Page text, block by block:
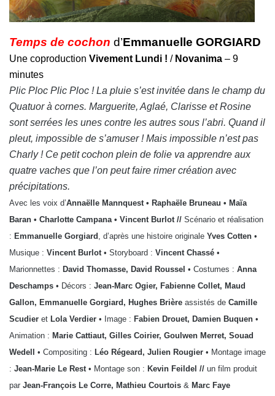
Temps de cochon d’Emmanuelle GORGIARD
Une coproduction Vivement Lundi ! / Novanima – 9
minutes
Plic Ploc Plic Ploc ! La pluie s’est invitée dans le champ du
Quatuor à cornes. Marguerite, Aglaé, Clarisse et Rosine
sont serrées les unes contre les autres sous l’abri. Quand il
pleut, impossible de s’amuser ! Mais impossible n’est pas
Charly ! Ce petit cochon plein de folie va apprendre aux
quatre vaches que l’on peut faire rimer création avec
précipitations.
Avec les voix d’Annaëlle Mannquest • Raphaële Bruneau • Maïa
Baran • Charlotte Campana • Vincent Burlot // Scénario et réalisation
: Emmanuelle Gorgiard , d’après une histoire originale Yves Cotten •
Musique : Vincent Burlot • Storyboard : Vincent Chassé •
Marionnettes : David Thomasse, David Roussel • Costumes : Anna
Deschamps • Décors : Jean-Marc Ogier, Fabienne Collet, Maud
Gallon, Emmanuelle Gorgiard, Hughes Brière assistés de Camille
Scudier et Lola Verdier • Image : Fabien Drouet, Damien Buquen •
Animation : Marie Cattiaut, Gilles Coirier, Goulwen Merret, Souad
Wedell • Compositing : Léo Régeard, Julien Rougier • Montage image
: Jean-Marie Le Rest • Montage son : Kevin Feildel // un film produit
par Jean-François Le Corre, Mathieu Courtois & Marc Faye